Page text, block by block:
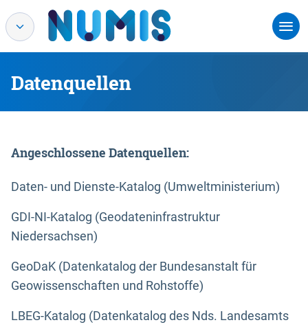
Datenquellen
Angeschlossene Datenquellen:
Daten- und Dienste-Katalog (Umweltministerium)
GDI-NI-Katalog (Geodateninfrastruktur
Niedersachsen)
GeoDaK (Datenkatalog der Bundesanstalt für
Geowissenschaften und Rohstoffe)
LBEG-Katalog (Datenkatalog des Nds. Landesamts